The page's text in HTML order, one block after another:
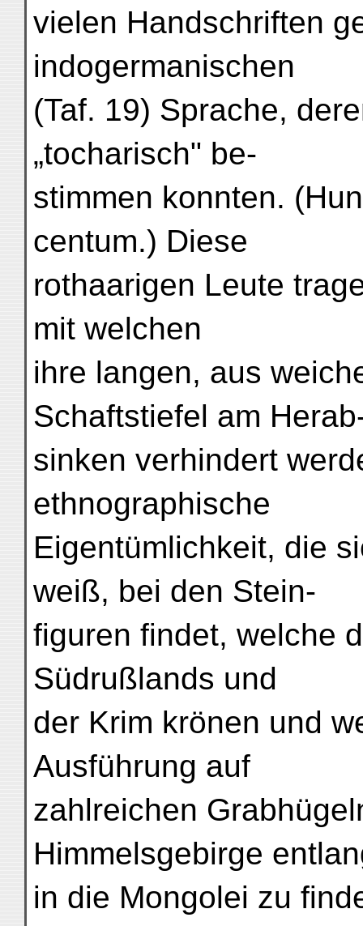
vielen Handschriften
indogermanischen
(Taf. 19) Sprache,
„tocharisch" be-
stimmen konnten.
centum.) Diese
rothaarigen Leute
mit welchen
ihre langen, aus
Schaftstiefel am
sinken verhindert
ethnographische
Eigentümlichkeit, die
weiß, bei den Stein-
figuren findet, welche
Südrußlands und
der Krim krönen und
Ausführung auf
zahlreichen
Himmelsgebirge
in die Mongolei zu